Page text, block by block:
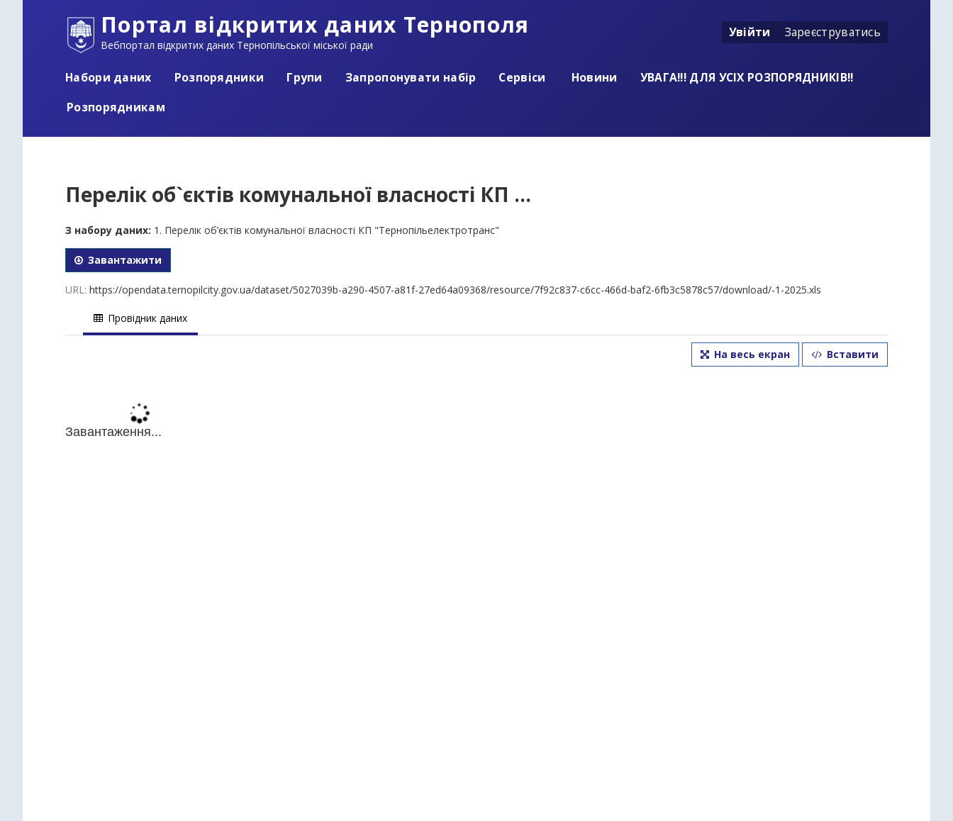
Портал відкритих даних Тернополя
Вебпортал відкритих даних Тернопільської міської ради
Увійти Зареєструватись
Набори даних Розпорядники Групи Запропонувати набір Сервіси Новини
УВАГА!!! ДЛЯ УСІХ РОЗПОРЯДНИКІВ!!
Розпорядникам
Перелік об`єктів комунальної власності КП ...
З набору даних: 1. Перелік об’єктів комунальної власності КП "Тернопільелектротранс"
Завантажити
URL: https://opendata.ternopilcity.gov.ua/dataset/5027039b-a290-4507-a81f-27ed64a09368/resource/7f92c837-c6cc-466d-baf2-6fb3c5878c57/download/-1-2025.xls
Провідник даних
На весь екран Вставити